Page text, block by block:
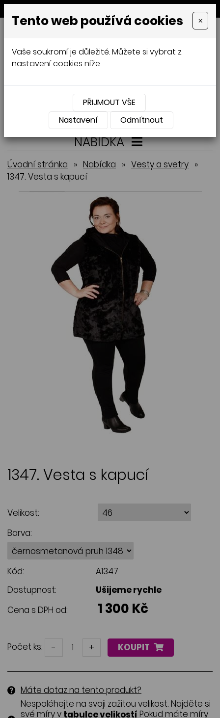
MENU
GALAMODA-XXL
Jana Mládková
XXL,ČESKÁ VÝROBA
Přihlásit Košík 0
NABÍDKA
Úvodní stránka » Nabídka » Vesty a svetry »
1347. Vesta s kapucí
1347. Vesta s kapucí
Velikost:
Barva:
Kód:
A1347
Dostupnost:
Ušijeme rychle
Cena s DPH od:
1 300 Kč
Počet ks: - + KOUPIT
Máte dotaz na tento produkt?
Nespoléhejte na svoji zažitou velikost. Najděte si
své míry v tabulce velikostí Pokud máte míry
Tento web používá cookies ×
Vaše soukromí je důležité. Můžete si vybrat z
nastavení cookies níže.
PŘIJMOUT VŠE
Nastavení
Odmítnout